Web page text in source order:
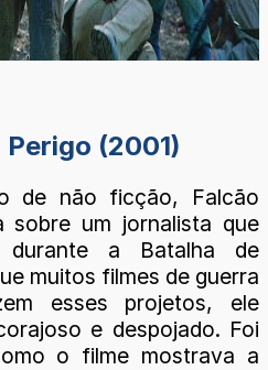
Perigo (2001)
de não ficção, Falcão
sobre um jornalista que
durante a Batalha de
muitos filmes de guerra
esses projetos, ele
e despojado. Foi
o filme mostrava a